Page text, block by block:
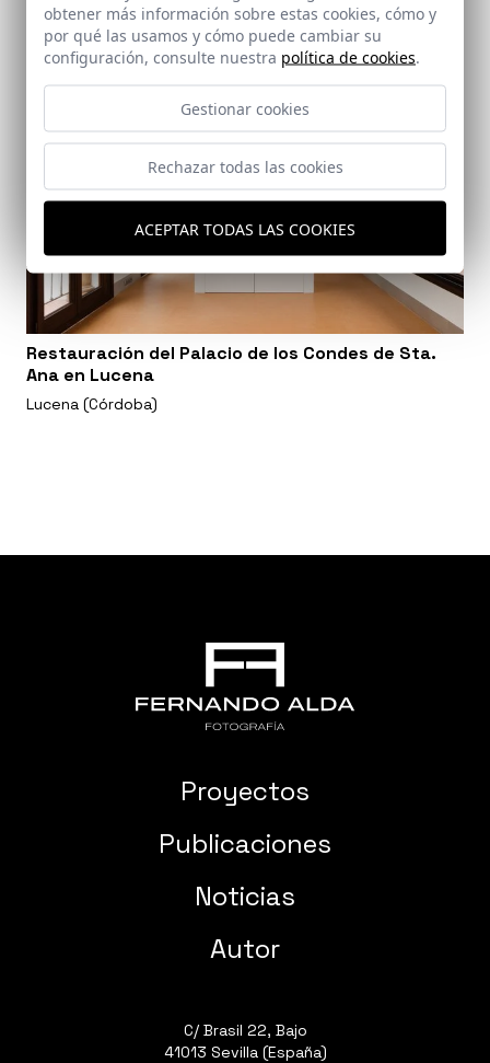
Lucena (Córdoba)
Restauración del Palacio de los Condes de Sta.
Ana en Lucena
Lucena (Córdoba)
Proyectos
Publicaciones
Noticias
Autor
C/ Brasil 22, Bajo
41013 Sevilla (España)
obtener más información sobre estas cookies, cómo y
por qué las usamos y cómo puede cambiar su
configuración, consulte nuestra política de cookies.
Gestionar cookies
Rechazar todas las cookies
ACEPTAR TODAS LAS COOKIES